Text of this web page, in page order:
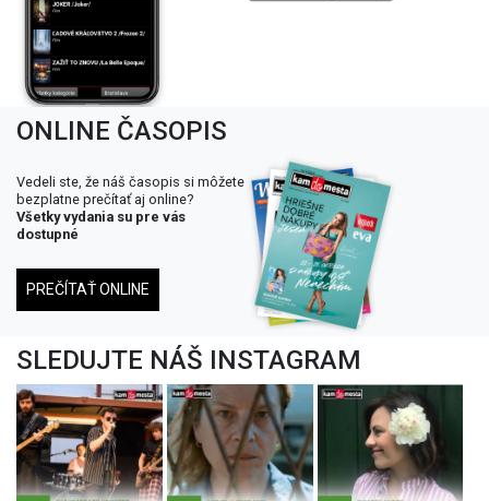
ONLINE ČASOPIS
Vedeli ste, že náš časopis si môžete
bezplatne prečítať aj online?
Všetky vydania su pre vás
dostupné
PREČÍTAŤ ONLINE
SLEDUJTE NÁŠ INSTAGRAM